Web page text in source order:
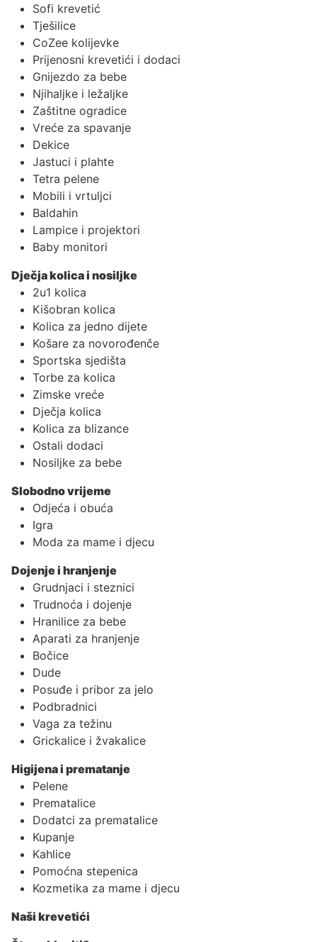
Sofi krevetić
Tješilice
CoZee kolijevke
Prijenosni krevetići i dodaci
Gnijezdo za bebe
Njihaljke i ležaljke
Zaštitne ogradice
Vreće za spavanje
Dekice
Jastuci i plahte
Tetra pelene
Mobili i vrtuljci
Baldahin
Lampice i projektori
Baby monitori
Dječja kolica i nosiljke
2u1 kolica
Kišobran kolica
Kolica za jedno dijete
Košare za novorođenče
Sportska sjedišta
Torbe za kolica
Zimske vreće
Dječja kolica
Kolica za blizance
Ostali dodaci
Nosiljke za bebe
Slobodno vrijeme
Odjeća i obuća
Igra
Moda za mame i djecu
Dojenje i hranjenje
Grudnjaci i steznici
Trudnoća i dojenje
Hranilice za bebe
Aparati za hranjenje
Bočice
Dude
Posuđe i pribor za jelo
Podbradnici
Vaga za težinu
Grickalice i žvakalice
Higijena i prematanje
Pelene
Prematalice
Dodatci za prematalice
Kupanje
Kahlice
Pomoćna stepenica
Kozmetika za mame i djecu
Naši krevetići